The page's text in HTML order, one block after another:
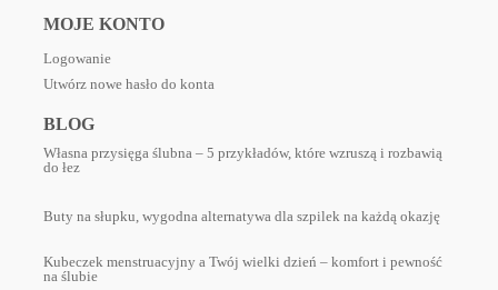
MOJE KONTO
Logowanie
Utwórz nowe hasło do konta
BLOG
Własna przysięga ślubna – 5 przykładów, które wzruszą i rozbawią
do łez
Buty na słupku, wygodna alternatywa dla szpilek na każdą okazję
Kubeczek menstruacyjny a Twój wielki dzień – komfort i pewność
na ślubie